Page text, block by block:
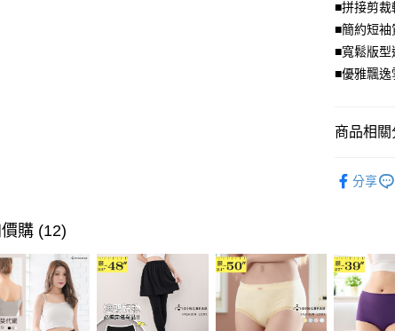
流程，驗
完成交易。
3.實際核
消。如遇
1.分期款
帳／街口
1.本服務
用戶於交
款買賣價
2.基於同
資料（包
用，由本
3.完整用
AFTEE先
便利好安
１．簡單
２．便利
【「
２．訂單
※ 請注意
先享後付
※ 交易是
是否繳費
付客戶支
ATM付款
全家取貨
付款後全
每筆
付款後7-
每筆
■拼接剪裁
■簡約短袖
■寬鬆版型
■優雅飄逸
商品相關
風格系列 -
分享
購 (12)